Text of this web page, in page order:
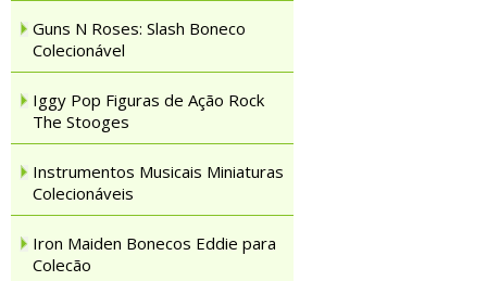
Guns N Roses: Slash Boneco
Colecionável
Iggy Pop Figuras de Ação Rock
The Stooges
Instrumentos Musicais Miniaturas
Colecionáveis
Iron Maiden Bonecos Eddie para
Colecão